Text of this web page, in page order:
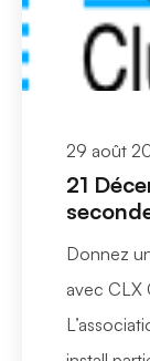
29 août
21
Donnez
avec CLX